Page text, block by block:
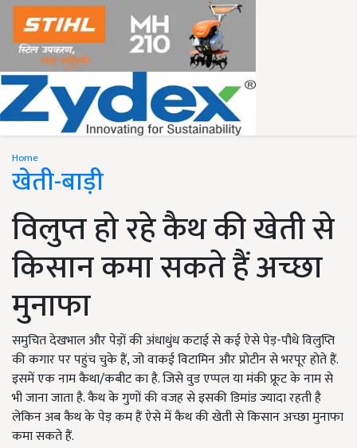
Home
खेती-बाड़ी
विलुप्त हो रहे कैथ की खेती से
किसान कमा सकते हैं अच्छा
मुनाफा
समुचित देखभाल और पेड़ों की अंधाधुंध कटाई से कई ऐसे पेड़-पौधे विलुप्ति
की कगार पर पहुंच चुके हैं, जो वाकई विटामिन और प्रोटीन से भरपूर होते हैं.
इसमें एक नाम कैथा/कबीट का है. जिसे वुड एप्पल या मंकी फ्रूट के नाम से
भी जाना जाता है. कैथ के गुणों की वजह से इसकी डिमांड ज्यादा रहती है
लेकिन अब कैथ के पेड़ कम हैं ऐसे में कैथ की खेती से किसान अच्छा मुनाफा
कमा सकते हैं.